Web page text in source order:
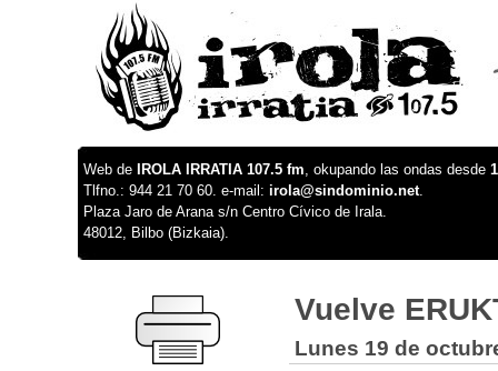
Web de IROLA IRRATIA 107.5 fm, okupando las ondas desde
Tlfno.: 944 21 70 60. e-mail: irola@sindominio.net.
Plaza Jaro de Arana s/n Centro Cívico de Irala.
48012, Bilbo (Bizkaia).
Vuelve
Lunes 19 de